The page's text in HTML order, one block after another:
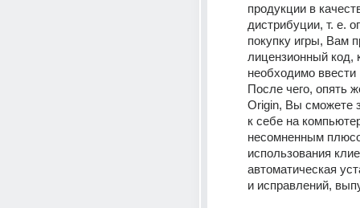
продукции в
дистрибуции, т. е.
покупку игры, Вам
лицензионный код,
необходимо ввести
После чего, опять
Origin, Вы сможете
к себе на
несомненным
использования
автоматическая
и исправлений,